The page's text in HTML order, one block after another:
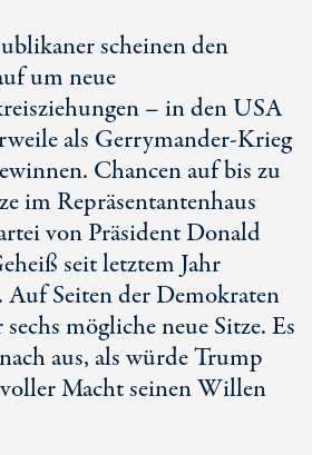
scheinen den
um neue
– in den USA
als Gerrymander-Krieg
Chancen auf bis zu
im Repräsentantenhaus
von Präsident Donald
seit letztem Jahr
Auf Seiten der Demokraten
mögliche neue Sitze. Es
aus, als würde Trump
Macht seinen Willen